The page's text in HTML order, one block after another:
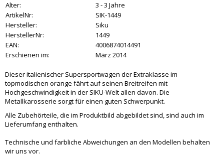
Alter:
3 - 3 Jahre
ArtikelNr:
SIK-1449
Hersteller:
Siku
HerstellerNr:
1449
EAN:
4006874014491
Erschienen im:
März 2014
Dieser italienischer Supersportwagen der Extraklasse im
topmodischen orange fährt auf seinen Breitreifen mit
Hochgeschwindigkeit in der SIKU-Welt allen davon. Die
Metallkarosserie sorgt für einen guten Schwerpunkt.
Alle Zubehörteile, die im Produktbild abgebildet sind, sind auch im
Lieferumfang enthalten.
Technische und farbliche Abweichungen an den Modellen behalten
wir uns vor.